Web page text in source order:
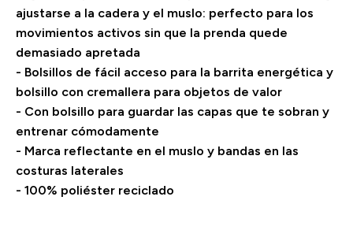
ajustarse a la cadera y el muslo: perfecto para los
movimientos activos sin que la prenda quede
demasiado apretada
- Bolsillos de fácil acceso para la barrita energética y
bolsillo con cremallera para objetos de valor
- Con bolsillo para guardar las capas que te sobran y
entrenar cómodamente
- Marca reflectante en el muslo y bandas en las
costuras laterales
- 100% poliéster reciclado